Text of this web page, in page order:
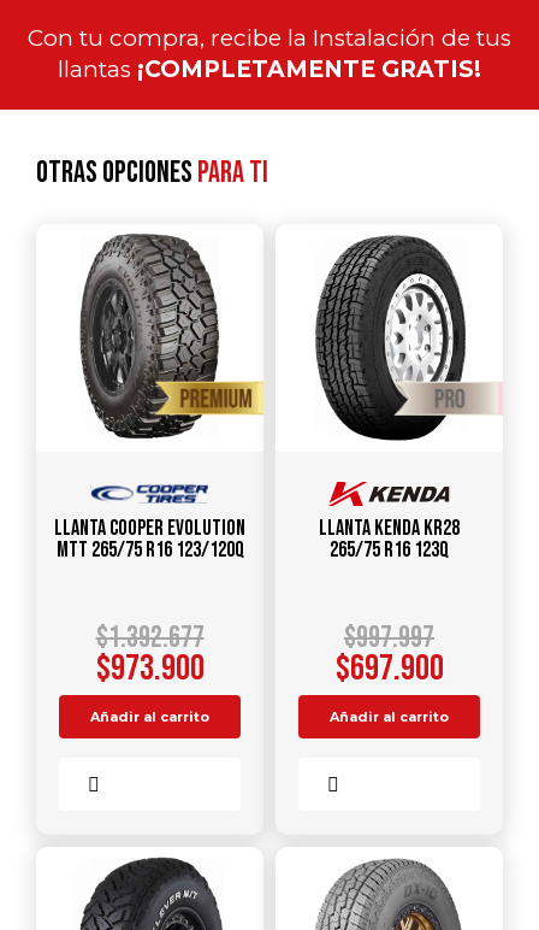
Con tu compra, recibe la Instalación de tus
llantas ¡COMPLETAMENTE GRATIS!
Otras opcionespara ti
Llanta COOPER Evolution
MTT 265/75 R16 123/120Q
$1.392.677
$973.900
Añadir al carrito
Llanta KENDA KR28
265/75 R16 123Q
$997.997
$697.900
Añadir al carrito